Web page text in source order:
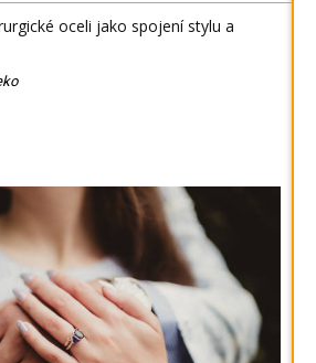
oceli jako spojení stylu a